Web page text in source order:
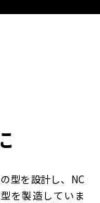
型を設計し、NC
を製造していま